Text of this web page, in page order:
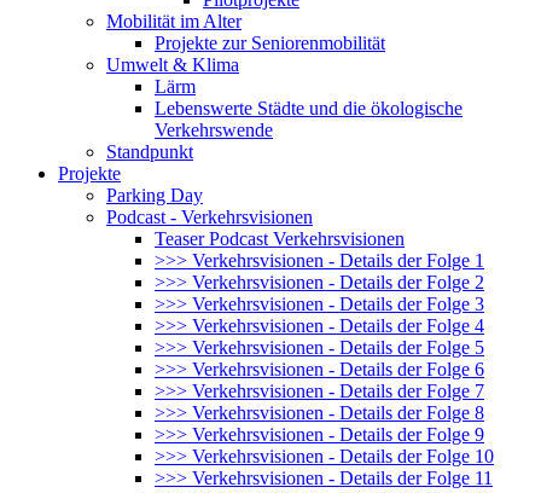
Mobilität im Alter
Projekte zur Seniorenmobilität
Umwelt & Klima
Lärm
Lebenswerte Städte und die ökologische
Verkehrswende
Standpunkt
Projekte
Parking Day
Podcast - Verkehrsvisionen
Teaser Podcast Verkehrsvisionen
>>> Verkehrsvisionen - Details der Folge 1
>>> Verkehrsvisionen - Details der Folge 2
>>> Verkehrsvisionen - Details der Folge 3
>>> Verkehrsvisionen - Details der Folge 4
>>> Verkehrsvisionen - Details der Folge 5
>>> Verkehrsvisionen - Details der Folge 6
>>> Verkehrsvisionen - Details der Folge 7
>>> Verkehrsvisionen - Details der Folge 8
>>> Verkehrsvisionen - Details der Folge 9
>>> Verkehrsvisionen - Details der Folge 10
>>> Verkehrsvisionen - Details der Folge 11